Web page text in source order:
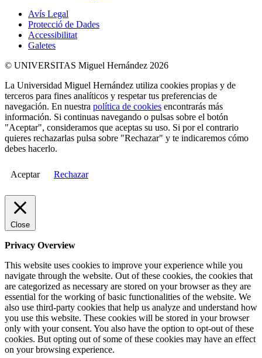
Avís Legal
Protecció de Dades
Accessibilitat
Galetes
© UNIVERSITAS Miguel Hernández 2026
La Universidad Miguel Hernández utiliza cookies propias y de
terceros para fines analíticos y respetar tus preferencias de
navegación. En nuestra política de cookies encontrarás más
información. Si continuas navegando o pulsas sobre el botón
"Aceptar", consideramos que aceptas su uso. Si por el contrario
quieres rechazarlas pulsa sobre "Rechazar" y te indicaremos cómo
debes hacerlo.
Aceptar Rechazar
Close
Privacy Overview
This website uses cookies to improve your experience while you
navigate through the website. Out of these cookies, the cookies that
are categorized as necessary are stored on your browser as they are
essential for the working of basic functionalities of the website. We
also use third-party cookies that help us analyze and understand how
you use this website. These cookies will be stored in your browser
only with your consent. You also have the option to opt-out of these
cookies. But opting out of some of these cookies may have an effect
on your browsing experience.